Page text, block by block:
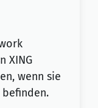
XING
wenn sie